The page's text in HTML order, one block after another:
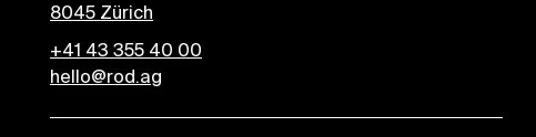
8045 Zürich
+41 43 355 40 00
hello@rod.ag